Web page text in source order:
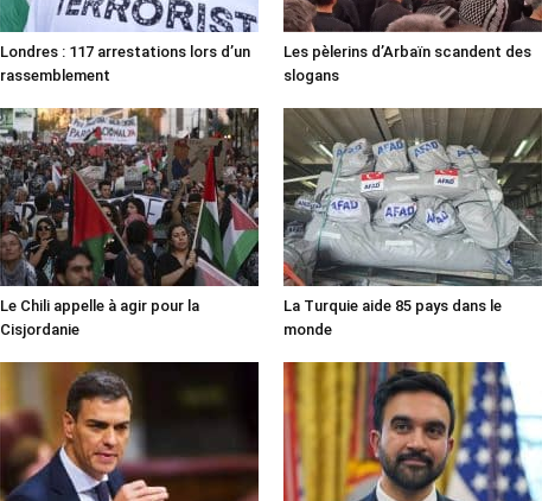
Londres : 117 arrestations lors d’un
rassemblement
Les pèlerins d’Arbaïn scandent des
slogans
Le Chili appelle à agir pour la
Cisjordanie
La Turquie aide 85 pays dans le
monde